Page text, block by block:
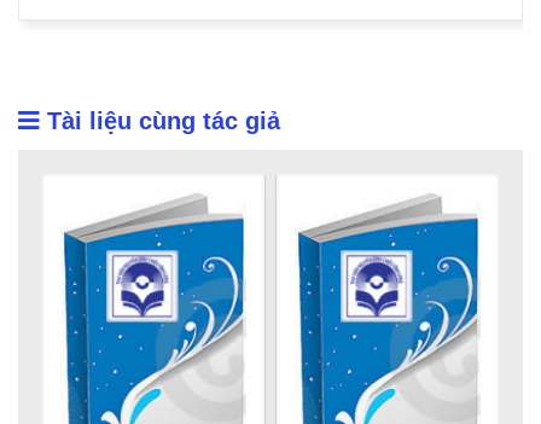
Tài liệu cùng tác giả